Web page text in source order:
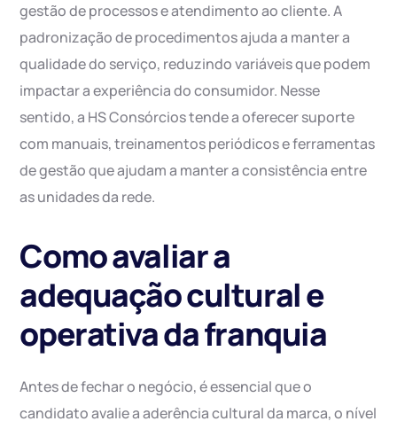
gestão de processos e atendimento ao cliente. A
padronização de procedimentos ajuda a manter a
qualidade do serviço, reduzindo variáveis que podem
impactar a experiência do consumidor. Nesse
sentido, a HS Consórcios tende a oferecer suporte
com manuais, treinamentos periódicos e ferramentas
de gestão que ajudam a manter a consistência entre
as unidades da rede.
Como avaliar a
adequação cultural e
operativa da franquia
Antes de fechar o negócio, é essencial que o
candidato avalie a aderência cultural da marca, o nível